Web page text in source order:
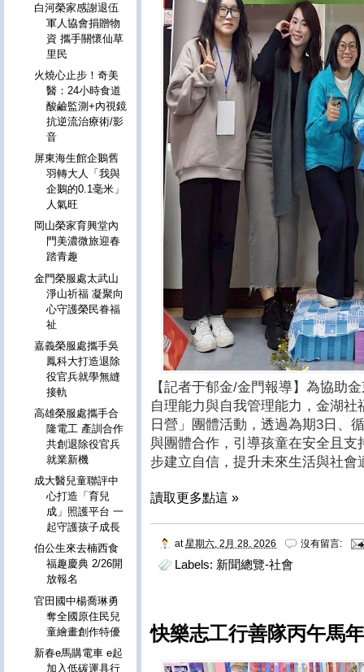
【記者于郁金/金門報導】為協助
自理能力與自我管理能力，金湖
日營」團體活動，透過為期3日、
與團體合作，引導孩童在安全且
步建立自信，提升未來生活與社會
讀取更多點這 »
at 星期六, 2月 28, 2026 沒有留言:
Labels: 新聞總覽-社會
快樂志工行善隊丙午馬
白河榮家感謝退伍
軍人協會捐贈物
資 攜手關懷仙草
里民
火燒心止步！奇美
醫：24小時食道
酸鹼監測+內視鏡
抗逆流治療術/影
音
屏東海生館企鵝舊
羽轉大人「我與
企鵝的0.1毫米」
人氣旺
岡山榮家育興堂內
門美濃微旅迎春
踏青趣
金門榮服處太武山
淨山祈福 凝聚向
心守護榮民眷福
祉
嘉義榮服處攜手吳
鳳科大打造退除
役官兵就學無縫
接軌
高雄榮服處攜手合
隆電工 產訓合作
共創退除役官兵
就業新機
成大醫兒童聯評中
心打造「育兒
成」照護平台 一
起守護孩子成長
伯公生來去楠西食
福趣慶典 2/26開
放報名
官田國中楊喬琳勇
奪全國原住民兒
童繪畫創作特優
新春e馬購電車 e起
加入低碳運具行